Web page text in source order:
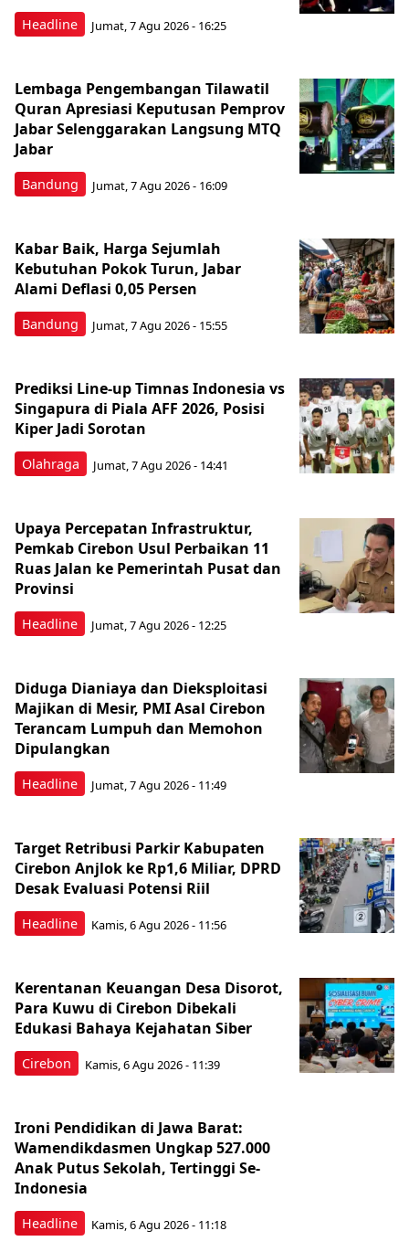
Headline Jumat, 7 Agu 2026 - 16:25
Bandung
Lembaga Pengembangan Tilawatil
Quran Apresiasi Keputusan Pemprov
Jabar Selenggarakan Langsung MTQ
Jabar
Jumat, 7 Agu 2026 - 16:09
Bandung
Kabar Baik, Harga Sejumlah
Kebutuhan Pokok Turun, Jabar
Alami Deflasi 0,05 Persen
Jumat, 7 Agu 2026 - 15:55
Olahraga
Prediksi Line-up Timnas Indonesia vs
Singapura di Piala AFF 2026, Posisi
Kiper Jadi Sorotan
Jumat, 7 Agu 2026 - 14:41
Headline
Upaya Percepatan Infrastruktur,
Pemkab Cirebon Usul Perbaikan 11
Ruas Jalan ke Pemerintah Pusat dan
Provinsi
Jumat, 7 Agu 2026 - 12:25
Headline
Diduga Dianiaya dan Dieksploitasi
Majikan di Mesir, PMI Asal Cirebon
Terancam Lumpuh dan Memohon
Dipulangkan
Jumat, 7 Agu 2026 - 11:49
Headline
Target Retribusi Parkir Kabupaten
Cirebon Anjlok ke Rp1,6 Miliar, DPRD
Desak Evaluasi Potensi Riil
Kamis, 6 Agu 2026 - 11:56
Cirebon
Kerentanan Keuangan Desa Disorot,
Para Kuwu di Cirebon Dibekali
Edukasi Bahaya Kejahatan Siber
Kamis, 6 Agu 2026 - 11:39
Headline
Ironi Pendidikan di Jawa Barat:
Wamendikdasmen Ungkap 527.000
Anak Putus Sekolah, Tertinggi Se-
Indonesia
Kamis, 6 Agu 2026 - 11:18